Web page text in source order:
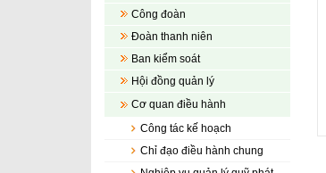
Công đoàn
Đoàn thanh niên
Ban kiểm soát
Hội đồng quản lý
Cơ quan điều hành
Công tác kế hoạch
Chỉ đạo điều hành chung